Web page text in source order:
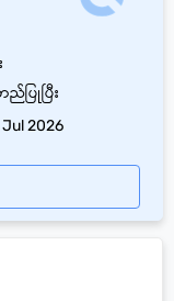
ပြုပြီး
2026